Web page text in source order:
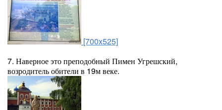
[700x525]
7. Наверное это преподобный Пимен Угрешский,
возродитель обители в 19м веке.